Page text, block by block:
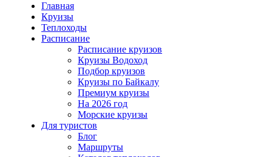
Главная
Круизы
Теплоходы
Расписание
Расписание круизов
Круизы Водоход
Подбор круизов
Круизы по Байкалу
Премиум круизы
На 2026 год
Морские круизы
Для туристов
Блог
Маршруты